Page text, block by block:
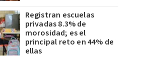
Registran escuelas
privadas 8.3% de
morosidad; es el
principal reto en 44% de
ellas